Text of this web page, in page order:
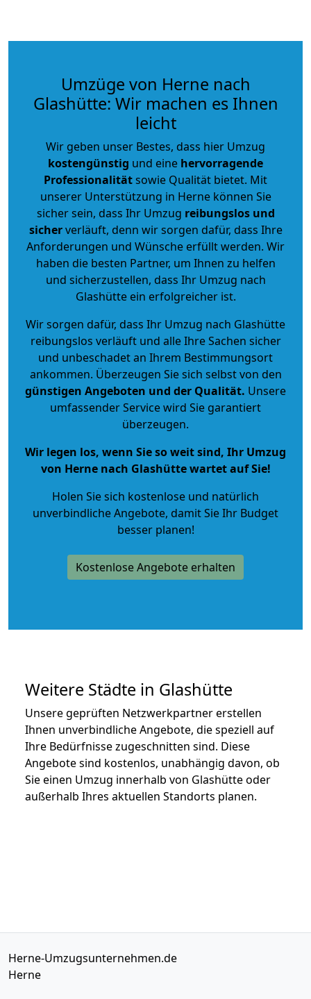
Umzüge von Herne nach
Glashütte: Wir machen es Ihnen
leicht
Wir geben unser Bestes, dass hier Umzug
kostengünstig und eine hervorragende
Professionalitätsowie Qualität bietet. Mit
unserer Unterstützung in Herne können Sie
sicher sein, dass Ihr Umzug reibungslos und
sicherverläuft, denn wir sorgen dafür, dass Ihre
Anforderungen und Wünsche erfüllt werden. Wir
haben die besten Partner, um Ihnen zu helfen
und sicherzustellen, dass Ihr Umzug nach
Glashütte ein erfolgreicher ist.
Wir sorgen dafür, dass Ihr Umzug nach Glashütte
reibungslos verläuft und alle Ihre Sachen sicher
und unbeschadet an Ihrem Bestimmungsort
ankommen. Überzeugen Sie sich selbst von den
günstigen Angeboten und der Qualität. Unsere
umfassender Service wird Sie garantiert
überzeugen.
Wir legen los, wenn Sie so weit sind, Ihr Umzug
von Herne nach Glashütte wartet auf Sie!
Holen Sie sich kostenlose und natürlich
unverbindliche Angebote, damit Sie Ihr Budget
besser planen!
Kostenlose Angebote erhalten
Weitere Städte in Glashütte
Unsere geprüften Netzwerkpartner erstellen
Ihnen unverbindliche Angebote, die speziell auf
Ihre Bedürfnisse zugeschnitten sind. Diese
Angebote sind kostenlos, unabhängig davon, ob
Sie einen Umzug innerhalb von Glashütte oder
außerhalb Ihres aktuellen Standorts planen.
Herne-Umzugsunternehmen.de
Herne